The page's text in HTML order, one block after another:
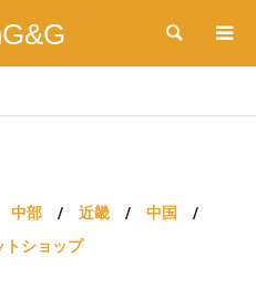
検索
中部 / 近畿 / 中国
/
トショップ